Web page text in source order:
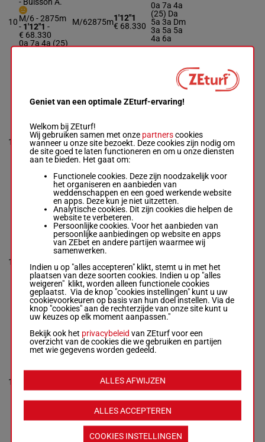
10 M/6 - 2875m
- 1'12"1 -
€ 68.330
0a 7a 4a (25)
M/62875m1'12"1
€ 68.330
0a 7a 4a
(25) Da
5a 3a Dm
3a 5a 5a
4a 6a
11
KULTA
P.L.
M/6 - 2875m
1'13"2-
€ 70.365
7a 0a (25) 7a
0a 9a 6a 0a
M/6 2875m1'13"2
€ 70.365
(25) 7a
7a 2a 5a
6a 0a 9a
12
SAINT CLAIR
Collette A.-
Leblanc K.
1'13"3-
€ 73.140
2a 7a 2a 5a
6a 6a (25) 0a
0a 0a 9a 0a
(24) 2a
R/6
€ 73.140
2a 7a 2a
0a 0a 9a
0a (24)
2a
13
LANNISTER
D'AVRIL
Lagadeuc F.
€ 74.325
1a 2a 3a 2a
5a 3a
2875m1'12"8
€ 74.325
2a 8m
(25) 7a
0a 7a 6a
3a 5a 3a
Geniet van een optimale ZEturf-ervaring!
Welkom bij ZEturf!
Wij gebruiken samen met onze partnerscookies
wanneer u onze site bezoekt. Deze cookies zijn nodig om
de site goed te laten functioneren en om u onze diensten
aan te bieden. Het gaat om:
Functionele cookies. Deze zijn noodzakelijk voor
het organiseren en aanbieden van
weddenschappen en een goed werkende website
en apps. Deze kun je niet uitzetten.
Analytische cookies. Dit zijn cookies die helpen de
website te verbeteren.
Persoonlijke cookies. Voor het aanbieden van
persoonlijke aanbiedingen op website en apps
van ZEbet en andere partijen waarmee wij
samenwerken.
Indien u op "alles accepteren" klikt, stemt u in met het
plaatsen van deze soorten cookies. Indien u op "alles
weigeren" klikt, worden alleen functionele cookies
geplaatst. Via de knop "cookies instellingen" kunt u uw
cookievoorkeuren op basis van hun doel instellen. Via de
knop "cookies" aan de rechterzijde van onze site kunt u
uw keuzes op elk moment aanpassen."
Bekijk ook het privacybeleid van ZEturf voor een
overzicht van de cookies die we gebruiken en partijen
met wie gegevens worden gedeeld.
ALLES ACCEPTEREN
ALLES AFWIJZEN
COOKIES INSTELLINGEN